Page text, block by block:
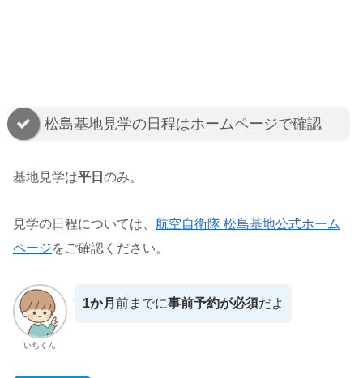
松島基地見学の日程はホームページで確認
基地見学は平日 のみ。
見学の日程については、 航空自衛隊 松島基地公式ホーム
ページをご確認ください。
いちくん
1か月 前までに事前予約が必須だよ